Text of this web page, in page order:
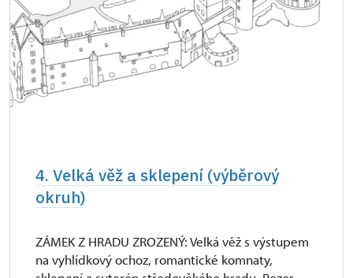
4. Velká věž a sklepení (výběrový
okruh)
ZÁMEK Z HRADU ZROZENÝ: Velká věž s výstupem
na vyhlídkový ochoz, romantické komnaty,